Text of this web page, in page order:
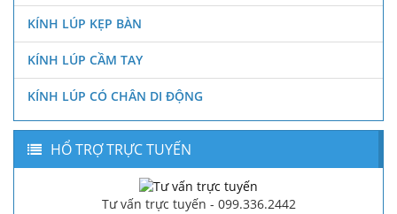
KÍNH LÚP KẸP BÀN
KÍNH LÚP CẦM TAY
KÍNH LÚP CÓ CHÂN DI ĐỘNG
HỔ TRỢ TRỰC TUYẾN
Tư vấn trực tuyến - 099.336.2442